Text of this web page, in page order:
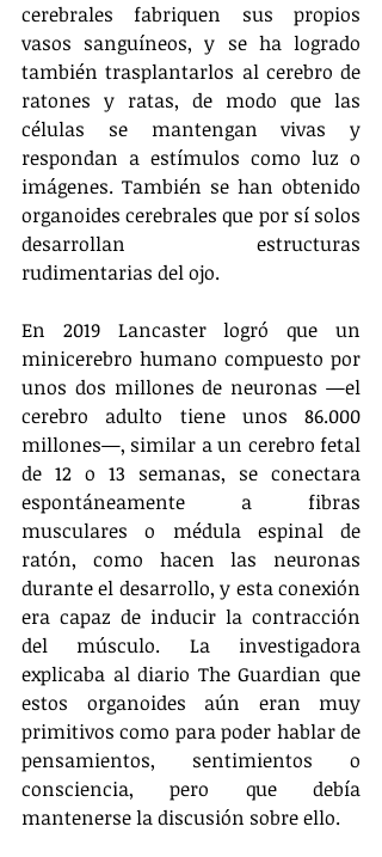
cerebrales fabriquen sus propios
vasos sanguíneos, y se ha logrado
también trasplantarlos al cerebro de
ratones y ratas, de modo que las
células se mantengan vivas y
respondan a estímulos como luz o
imágenes. También se han obtenido
organoides cerebrales que por sí solos
desarrollan estructuras
rudimentarias del ojo.
En 2019 Lancaster logró que un
minicerebro humano compuesto por
unos dos millones de neuronas —el
cerebro adulto tiene unos 86.000
millones—, similar a un cerebro fetal
de 12 o 13 semanas, se conectara
espontáneamente a fibras
musculares o médula espinal de
ratón, como hacen las neuronas
durante el desarrollo, y esta conexión
era capaz de inducir la contracción
del músculo. La investigadora
explicaba al diario The Guardian que
estos organoides aún eran muy
primitivos como para poder hablar de
pensamientos, sentimientos o
consciencia, pero que debía
mantenerse la discusión sobre ello.